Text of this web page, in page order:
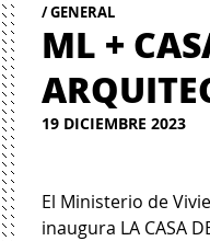
GENERAL
ML +
19 DICIEMBRE 2023
El Ministerio de
inaugura LA CASA